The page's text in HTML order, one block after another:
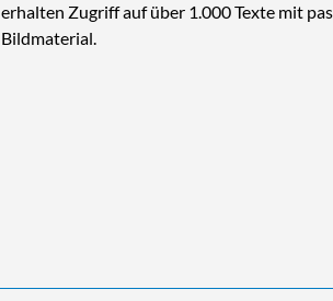
erhalten Zugriff auf über 1.000 Texte mit
Bildmaterial.